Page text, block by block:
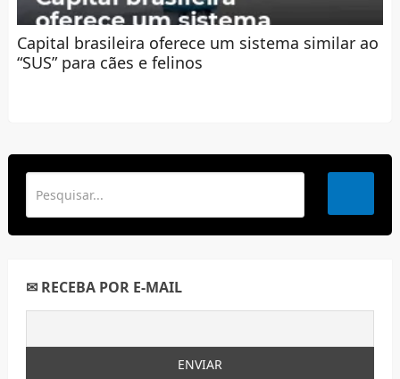
Capital brasileira oferece um sistema similar ao
“SUS” para cães e felinos
✉ RECEBA POR E-MAIL